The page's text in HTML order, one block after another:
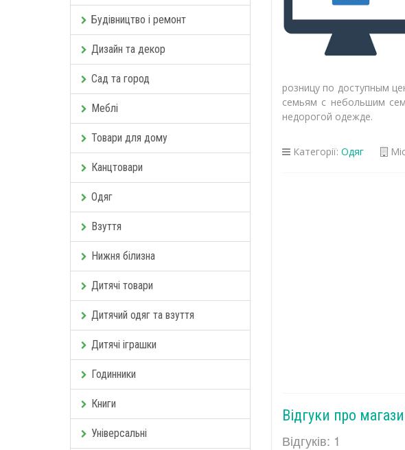
Будівництво і ремонт
Дизайн та декор
Сад та город
Меблі
Товари для дому
Канцтовари
Одяг
Взуття
Нижня білизна
Дитячі товари
Дитячий одяг та взуття
Дитячі іграшки
Годинники
Книги
Універсальні
розницу по доступным
семьям с небольшим
недорогой одежде.
Категорії: Одяг
Відгуки про
Відгуків: 1